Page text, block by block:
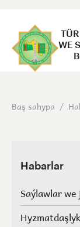
WE
Baş sahypa /
Habarlar
Saýlawlar
Hyzmatdaşlyk